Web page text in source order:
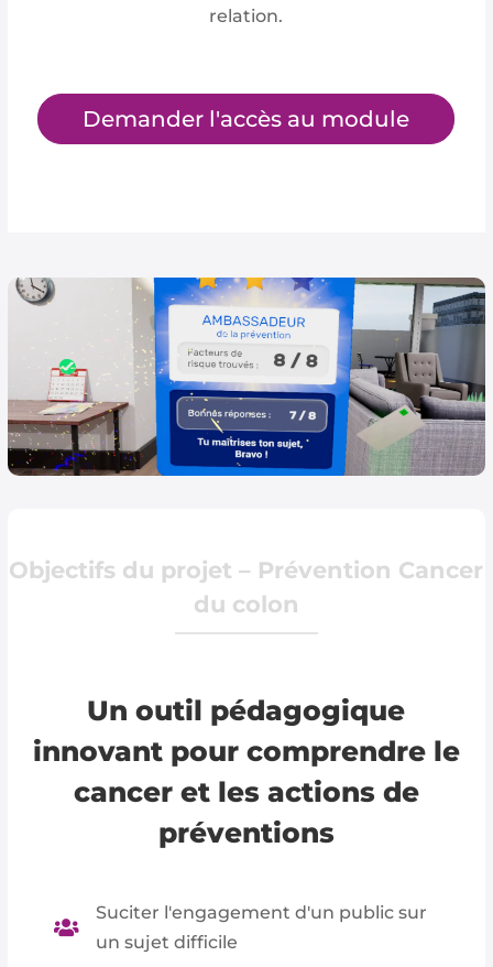
relation.
Demander l'accès au module
Objectifs du projet – Prévention Cancer
du colon
Un outil pédagogique
innovant pour comprendre le
cancer et les actions de
préventions

Suciter l'engagement d'un public sur
un sujet difficile